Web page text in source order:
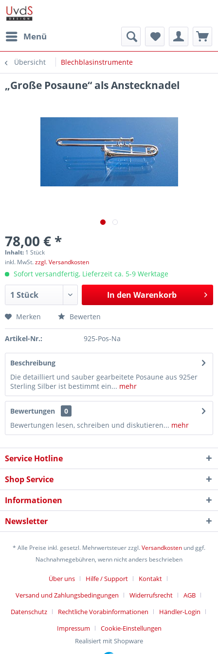
Menü
Übersicht Blechblasinstrumente
„Große Posaune“ als Anstecknadel
78,00 € *
Inhalt: 1 Stück
inkl. MwSt.zzgl. Versandkosten
Sofort versandfertig, Lieferzeit ca. 5-9 Werktage
In den Warenkorb
Merken Bewerten
Artikel-Nr.: 925-Pos-Na
Beschreibung
Die detailliert und sauber gearbeitete Posaune aus 925er
Sterling Silber ist bestimmt ein... mehr
Bewertungen
0
Bewertungen lesen, schreiben und diskutieren... mehr
Service Hotline
Shop Service
Informationen
Newsletter
* Alle Preise inkl. gesetzl. Mehrwertsteuer zzgl.Versandkosten und ggf.
Nachnahmegebühren, wenn nicht anders beschrieben
Über uns Hilfe / Support
Kontakt
Versand und Zahlungsbedingungen
Widerrufsrecht
AGB
Datenschutz
Rechtliche Vorabinformationen
Händler-Login
Impressum
Cookie-Einstellungen
Realisiert mit Shopware